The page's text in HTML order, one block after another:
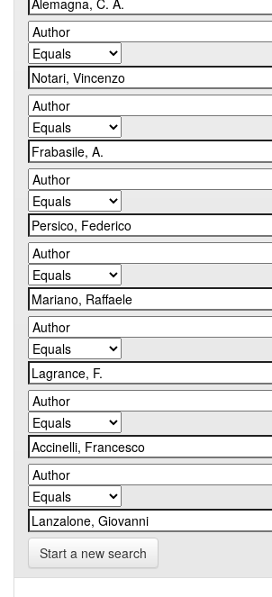
Start a new search